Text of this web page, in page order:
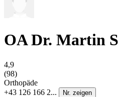
OA Dr. Martin
4,9
(98)
Orthopäde
+43 126 166 2...
Nr. zeigen